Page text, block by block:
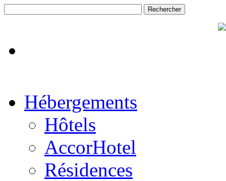
Hébergements
Hôtels
AccorHotel
Résidences